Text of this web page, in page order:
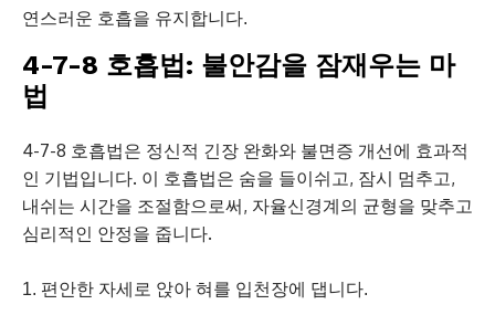
연스러운 호흡을 유지합니다.
4-7-8 호흡법: 불안감을 잠재우는 마
법
4-7-8 호흡법은 정신적 긴장 완화와 불면증 개선에 효과적
인 기법입니다. 이 호흡법은 숨을 들이쉬고, 잠시 멈추고,
내쉬는 시간을 조절함으로써, 자율신경계의 균형을 맞추고
심리적인 안정을 줍니다.
편안한 자세로 앉아 혀를 입천장에 댑니다.